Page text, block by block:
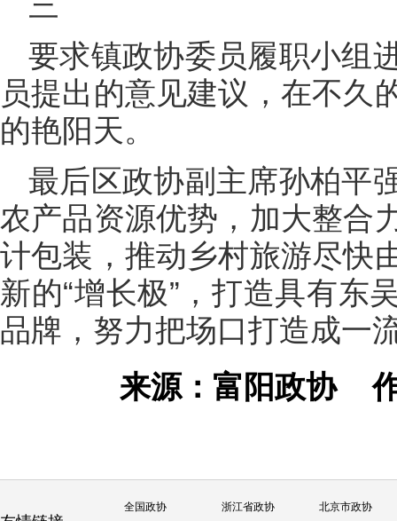
要求镇政协委员履职小组
员提出的意见建议，在不久
的艳阳天。
最后区政协副主席孙柏平
农产品资源优势，加大整合
计包装，推动乡村旅游尽快
新的“增长极”，打造具有东
品牌，努力把场口打造成一
来源：富阳政协
全国政协 浙江省政协 北京市政协